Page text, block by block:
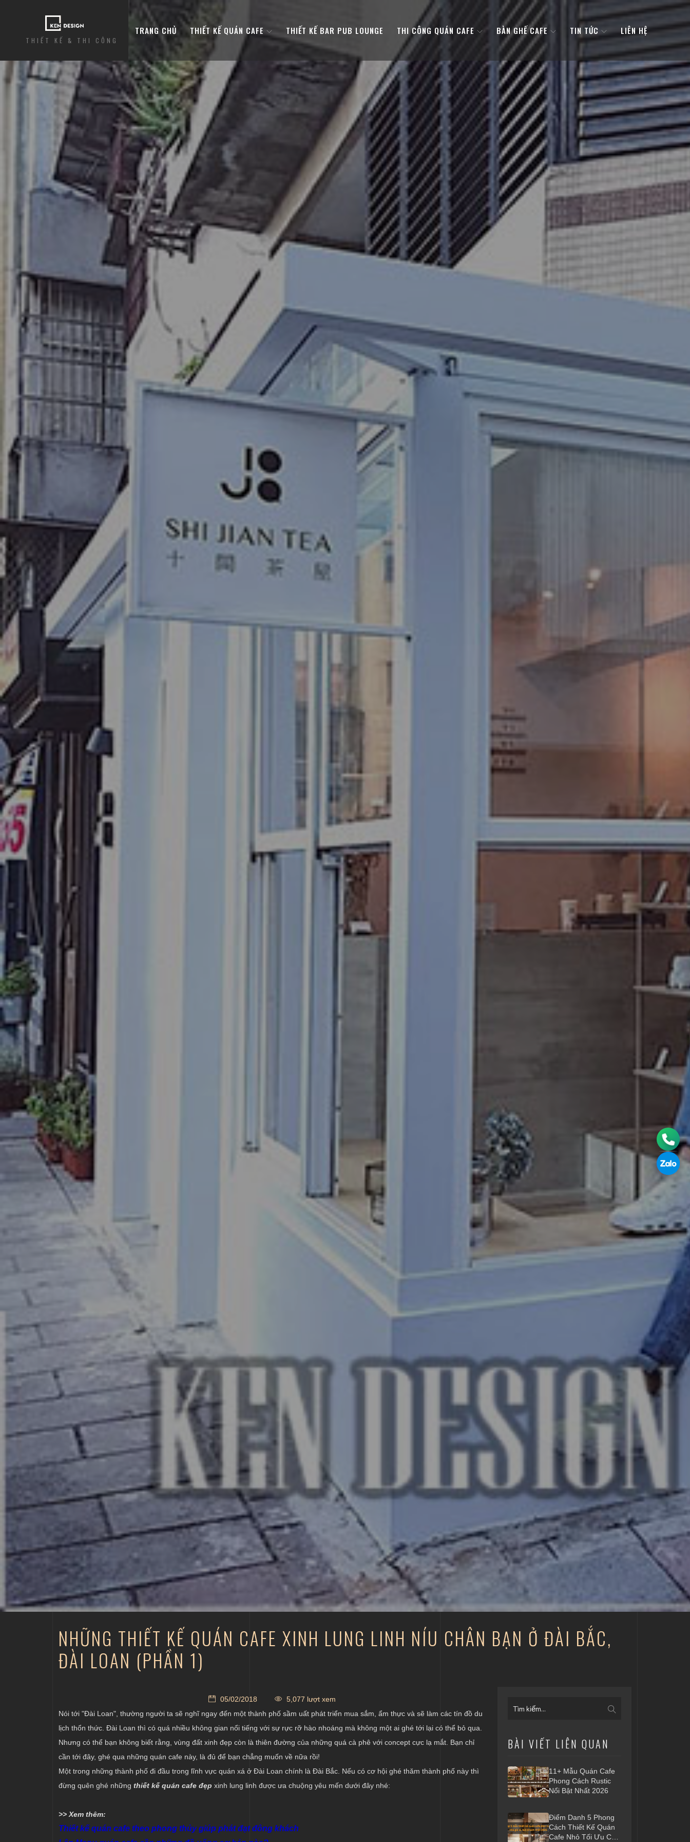
THIẾT KẾ & THI CÔNG
TRANG CHỦ THIẾT KẾ QUÁN CAFE THIẾT KẾ BAR PUB LOUNGE THI CÔNG QUÁN CAFE BÀN GHẾ CAFE TIN TỨC LIÊN HỆ
NHỮNG THIẾT KẾ QUÁN CAFE XINH LUNG LINH NÍU CHÂN BẠN Ở ĐÀI BẮC,
ĐÀI LOAN (PHẦN 1)
05/02/2018
5,077 lượt xem
Nói tới "Đài Loan", thường người ta sẽ nghĩ ngay đến một thành phố sầm uất phát triển mua sắm, ẩm thực và sẽ làm các tín đồ du
lịch thổn thức. Đài Loan thì có quá nhiều không gian nổi tiếng với sự rực rỡ hào nhoáng mà không một ai ghé tới lại có thể bỏ qua.
Nhưng có thể bạn không biết rằng, vùng đất xinh đẹp còn là thiên đường của những quá cà phê với concept cực lạ mắt. Bạn chỉ
cần tới đây, ghé qua những quán cafe này, là đủ để bạn chẳng muốn về nữa rồi!
Một trong những thành phố đi đầu trong lĩnh vực quán xá ở Đài Loan chính là Đài Bắc. Nếu có cơ hội ghé thăm thành phố này thì
đừng quên ghé những thiết kế quán cafe đẹp xinh lung linh được ưa chuộng yêu mến dưới đây nhé:
>> Xem thêm:
Thiết kế quán cafe theo phong thủy giúp phát đạt đông khách
BÀI VIẾT LIÊN QUAN
11+ Mẫu Quán Cafe
Phong Cách Rustic
Nổi Bật Nhất 2026
Điểm Danh 5 Phong
Cách Thiết Kế Quán
Cafe Nhỏ Tối Ưu Chi